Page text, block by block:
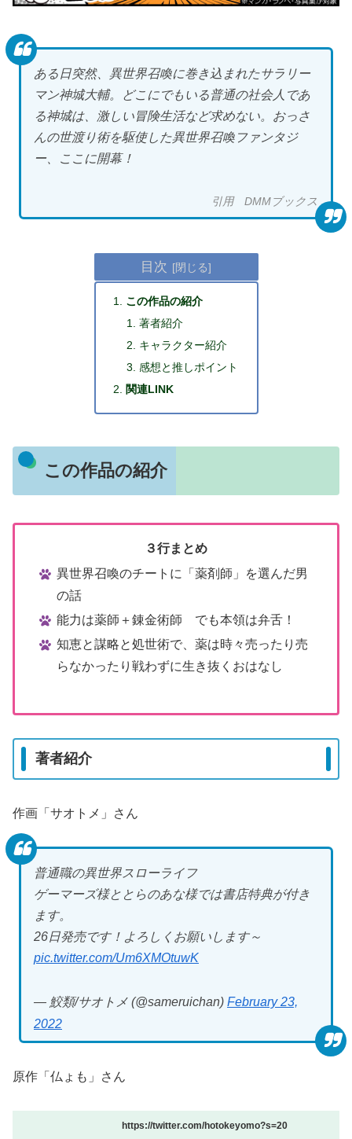
ある日突然、異世界召喚に巻き込まれたサラリー
マン神城大輔。どこにでもいる普通の社会人であ
る神城は、激しい冒険生活など求めない。おっさ
んの世渡り術を駆使した異世界召喚ファンタジ
ー、ここに開幕！
引用 DMMブックス
目次
この作品の紹介
著者紹介
キャラクター紹介
感想と推しポイント
関連LINK
この作品の紹介
３行まとめ
異世界召喚のチートに「薬剤師」を選んだ男
の話
能力は薬師＋錬金術師 でも本領は弁舌！
知恵と謀略と処世術で、薬は時々売ったり売
らなかったり戦わずに生き抜くおはなし
著者紹介
作画「サオトメ」さん
普通職の異世界スローライフ
ゲーマーズ様ととらのあな様では書店特典が付き
ます。
26日発売です！よろしくお願いします～
pic.twitter.com/Um6XMOtuwK
— 鮫類/サオトメ (@sameruichan) February 23,
2022
原作「仏ょも」さん
https://twitter.com/hotokeyomo?s=20